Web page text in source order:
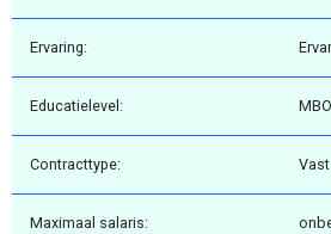
Ervaring:
Educatielevel: MBO
Contracttype: Vast
Maximaal salaris: